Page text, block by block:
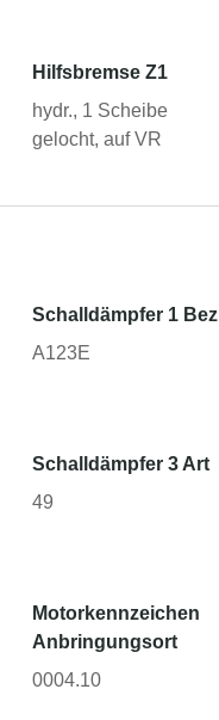
Hilfsbremse Z1
hydr., 1 Scheibe
gelocht, auf VR
Schalldämpfer 1 Bez
A123E
Schalldämpfer 3 Art
49
Motorkennzeichen
Anbringungsort
0004.10